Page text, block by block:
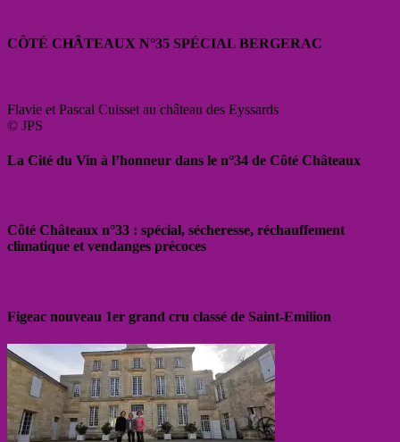
CÔTÉ CHÂTEAUX N°35 SPÉCIAL BERGERAC
Flavie et Pascal Cuisset au château des Eyssards
© JPS
La Cité du Vin à l’honneur dans le n°34 de Côté Châteaux
Côté Châteaux n°33 : spécial, sécheresse, réchauffement
climatique et vendanges précoces
Figeac nouveau 1er grand cru classé de Saint-Emilion